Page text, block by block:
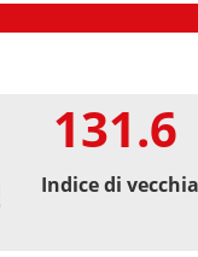
131.6
Indice di